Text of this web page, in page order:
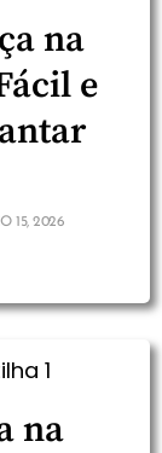
na
e
15, 2026
na